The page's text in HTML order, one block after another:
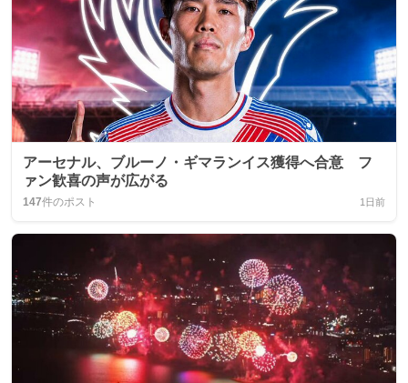
アーセナル、ブルーノ・ギマランイス獲得へ合意 フ
ァン歓喜の声が広がる
147件のポスト 1日前